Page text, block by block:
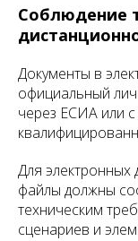
Соблюдение
Документы в
официальный
через ЕСИА или
Для электронных
файлы должны
техническим
сценариев и